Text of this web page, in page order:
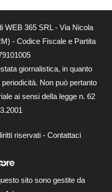
WEB 365 SRL - Via Nicola
- Codice Fiscale e Partita
giornalistica, in quanto
Non può pertanto
ai sensi della legge n. 62
riservati - Contattaci
sito sono gestite da